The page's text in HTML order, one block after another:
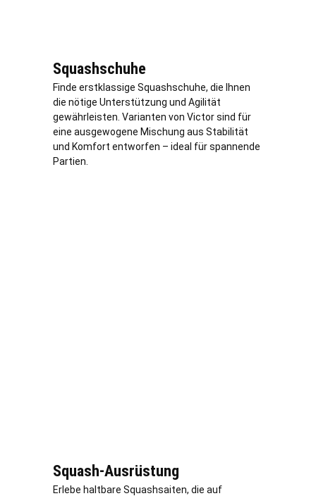
Squashschuhe
Finde erstklassige Squashschuhe, die Ihnen
die nötige Unterstützung und Agilität
gewährleisten. Varianten von Victor sind für
eine ausgewogene Mischung aus Stabilität
und Komfort entworfen – ideal für spannende
Partien.
Squash-Ausrüstung
Erlebe haltbare Squashsaiten, die auf